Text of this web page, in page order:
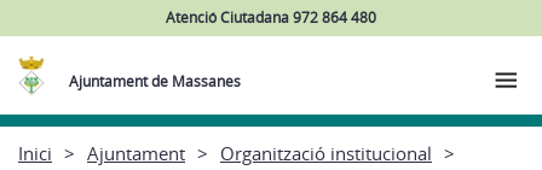
Atenció Ciutadana 972 864 480
Ajuntament de Massanes
Inici Ajuntament
Organització institucional